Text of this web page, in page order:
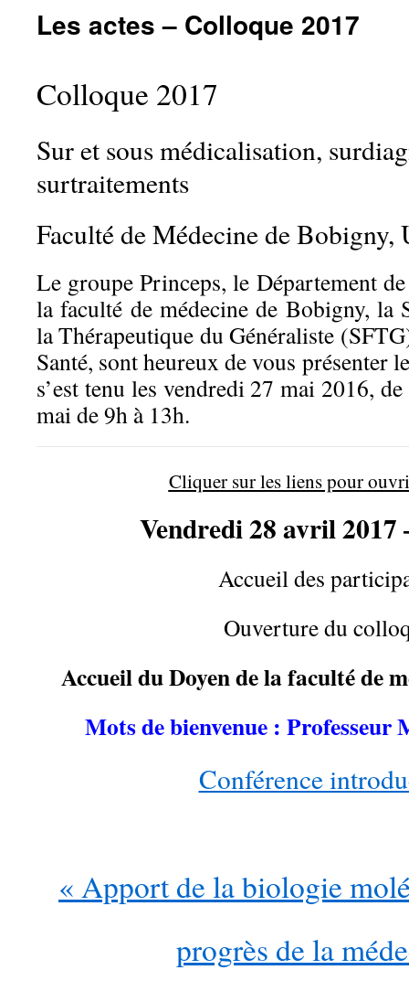
Les actes – Colloque 2017
Colloque 2017
Sur et sous médicalisation,
surtraitements
Faculté de Médecine de Bobigny,
Le groupe Princeps, le Département
la faculté de médecine de Bobigny, la
la Thérapeutique du Généraliste
Santé, sont heureux de vous présenter
s’est tenu les vendredi 27 mai 2016,
mai de 9h à 13h.
Cliquer sur les liens pour
Vendredi 28 avril 2017
Accueil des
Ouverture du
Accueil du Doyen de la faculté de
Mots de bienvenue :
Conférence
« Apport de la biologie
progrès de la